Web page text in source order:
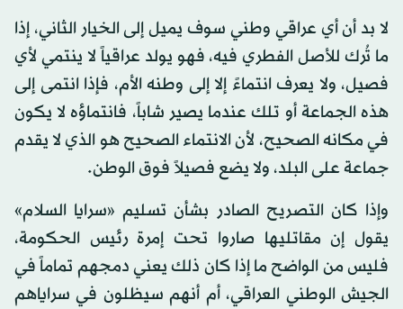
لا بد أن أي عراقي وطني سوف يميل إلى الخيار الثاني، إذا
ما تُرك للأصل الفطري فيه، فهو يولد عراقياً لا ينتمي لأي
فصيل، ولا يعرف انتماءً إلا إلى وطنه الأم، فإذا انتمى إلى
هذه الجماعة أو تلك عندما يصير شاباً، فانتماؤه لا يكون
في مكانه الصحيح، لأن الانتماء الصحيح هو الذي لا يقدم
جماعة على البلد، ولا يضع فصيلاً فوق الوطن.
وإذا كان التصريح الصادر بشأن تسليم «سرايا السلام»
يقول إن مقاتليها صاروا تحت إمرة رئيس الحكومة،
فليس من الواضح ما إذا كان ذلك يعني دمجهم تماماً في
الجيش الوطني العراقي، أم أنهم سيظلون في سراياهم